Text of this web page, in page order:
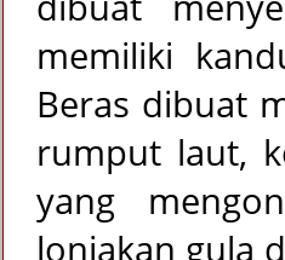
memiliki
Beras dibuat
rumput laut,
yang
lonjakan gula